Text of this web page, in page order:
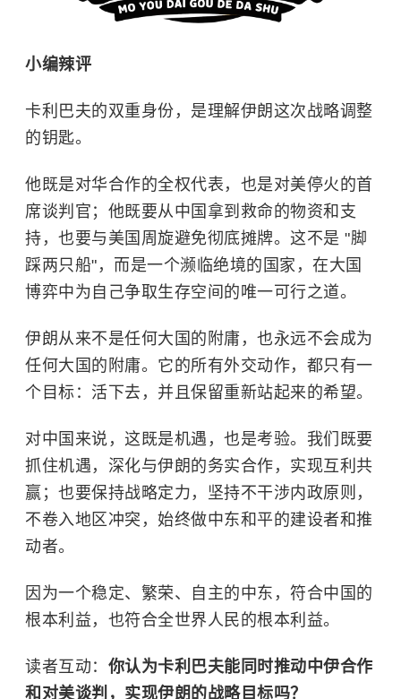
小编辣评
卡利巴夫的双重身份，是理解伊朗这次战略调整
的钥匙。
他既是对华合作的全权代表，也是对美停火的首
席谈判官；他既要从中国拿到救命的物资和支
持，也要与美国周旋避免彻底摊牌。这不是 "脚
踩两只船"，而是一个濒临绝境的国家，在大国
博弈中为自己争取生存空间的唯一可行之道。
伊朗从来不是任何大国的附庸，也永远不会成为
任何大国的附庸。它的所有外交动作，都只有一
个目标：活下去，并且保留重新站起来的希望。
对中国来说，这既是机遇，也是考验。我们既要
抓住机遇，深化与伊朗的务实合作，实现互利共
赢；也要保持战略定力，坚持不干涉内政原则，
不卷入地区冲突，始终做中东和平的建设者和推
动者。
因为一个稳定、繁荣、自主的中东，符合中国的
根本利益，也符合全世界人民的根本利益。
读者互动： 你认为卡利巴夫能同时推动中伊合作
和对美谈判，实现伊朗的战略目标吗？